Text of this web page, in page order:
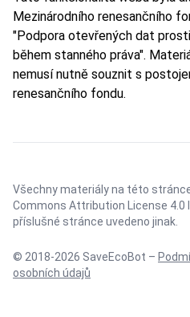
Mezinárodního renesančního
"Podpora otevřených dat
během stanného práva".
nemusí nutně souznit s
renesančního fondu.
Všechny materiály na této
Commons Attribution License 4.0
příslušné stránce uvedeno jinak.
© 2018-2026 SaveEcoBot –
osobních údajů